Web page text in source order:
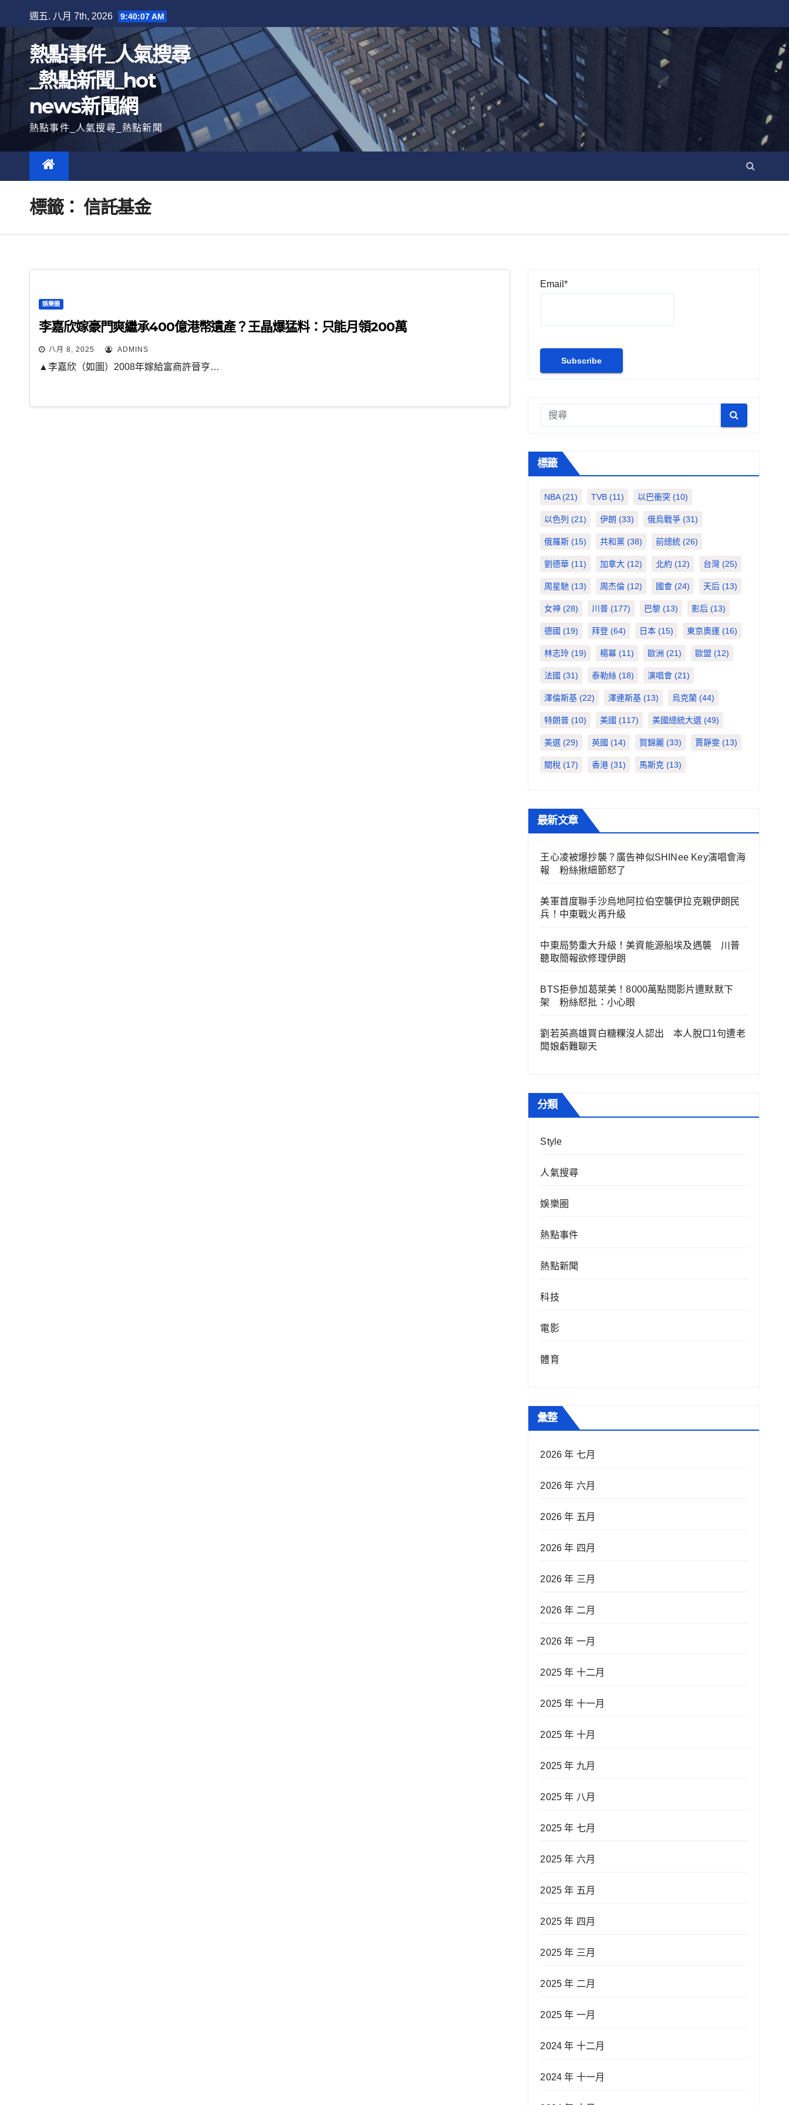
至
內
週五. 八月 7th, 2026 9:40:08 AM
熱點事件_人氣搜尋
_熱點新聞_hot
news新聞網
熱點事件_人氣搜尋_熱點新聞
標籤： 信託基金
娛樂圈
李嘉欣嫁豪門爽繼承400億港幣遺產？王晶爆猛料：只能月領200萬
八月 8, 2025 ADMINS
▲李嘉欣（如圖）2008年嫁給富商許晉亨…
Email*
標籤
NBA(21) TVB (11) 以巴衝突 (10)
以色列 (21) 伊朗 (33) 俄烏戰爭 (31)
俄羅斯 (15) 共和黨 (38) 前總統 (26)
劉德華 (11) 加拿大 (12) 北約 (12) 台灣 (25)
周星馳 (13) 周杰倫 (12) 國會 (24) 天后 (13)
女神 (28) 川普 (177) 巴黎 (13) 影后 (13)
德國 (19) 拜登 (64) 日本 (15) 東京奧運 (16)
林志玲 (19) 楊冪 (11) 歐洲 (21) 歐盟 (12)
法國 (31) 泰勒絲 (18) 演唱會 (21)
澤倫斯基 (22) 澤連斯基 (13) 烏克蘭 (44)
特朗普 (10) 美國 (117) 美國總統大選 (49)
美選 (29) 英國 (14) 賀錦麗 (33) 賈靜雯 (13)
關稅 (17) 香港 (31) 馬斯克 (13)
最新文章
王心凌被爆抄襲？廣告神似SHINee Key演唱會海
報 粉絲揪細節怒了
美軍首度聯手沙烏地阿拉伯空襲伊拉克親伊朗民
兵！中東戰火再升級
中東局勢重大升級！美資能源船埃及遇襲 川普
聽取簡報欲修理伊朗
BTS拒參加葛萊美！8000萬點閱影片遭默默下
架 粉絲怒批：小心眼
劉若英高雄買白糖粿沒人認出 本人脫口1句遭老
闆娘虧難聊天
分類
Style
人氣搜尋
娛樂圈
熱點事件
熱點新聞
科技
電影
體育
彙整
2026 年 七月
2026 年 六月
2026 年 五月
2026 年 四月
2026 年 三月
2026 年 二月
2026 年 一月
2025 年 十二月
2025 年 十一月
2025 年 十月
2025 年 九月
2025 年 八月
2025 年 七月
2025 年 六月
2025 年 五月
2025 年 四月
2025 年 三月
2025 年 二月
2025 年 一月
2024 年 十二月
2024 年 十一月